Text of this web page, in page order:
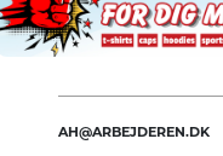
AH@ARBEJDEREN.DK